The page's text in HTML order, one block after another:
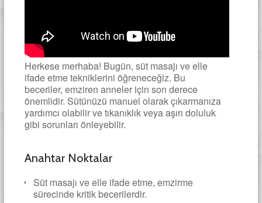
Herkese merhaba! Bugün, süt masajı ve elle
ifade etme tekniklerini öğreneceğiz. Bu
beceriler, emziren anneler için son derece
önemlidir. Sütünüzü manuel olarak çıkarmanıza
yardımcı olabilir ve tıkanıklık veya aşırı doluluk
gibi sorunları önleyebilir.
Anahtar Noktalar
Süt masajı ve elle ifade etme, emzirme
sürecinde kritik becerilerdir.